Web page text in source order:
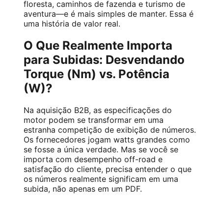
floresta, caminhos de fazenda e turismo de
aventura—e é mais simples de manter. Essa é
uma história de valor real.
O Que Realmente Importa
para Subidas: Desvendando
Torque (Nm) vs. Potência
(W)?
Na aquisição B2B, as especificações do
motor podem se transformar em uma
estranha competição de exibição de números.
Os fornecedores jogam watts grandes como
se fosse a única verdade. Mas se você se
importa com desempenho off-road e
satisfação do cliente, precisa entender o que
os números realmente significam em uma
subida, não apenas em um PDF.